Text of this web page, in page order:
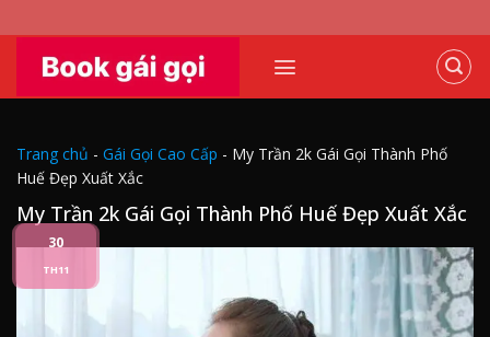
content
Trang chủ - Gái Gọi Cao Cấp - My Trần 2k Gái Gọi Thành Phố
Huế Đẹp Xuất Xắc
My Trần 2k Gái Gọi Thành Phố Huế Đẹp Xuất Xắc
30
TH11